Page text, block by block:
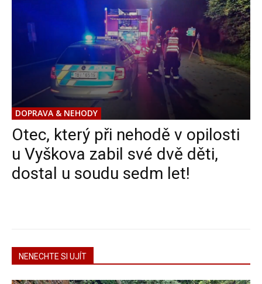
DOPRAVA & NEHODY
Otec, který při nehodě v opilosti
u Vyškova zabil své dvě děti,
dostal u soudu sedm let!
NENECHTE SI UJÍT